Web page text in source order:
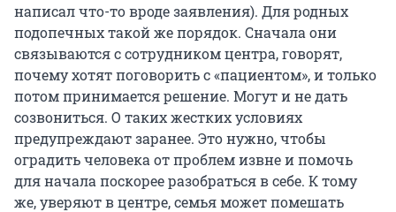
написал что-то вроде заявления). Для родных
подопечных такой же порядок. Сначала они
связываются с сотрудником центра, говорят,
почему хотят поговорить с «пациентом», и только
потом принимается решение. Могут и не дать
созвониться. О таких жестких условиях
предупреждают заранее. Это нужно, чтобы
оградить человека от проблем извне и помочь
для начала поскорее разобраться в себе. К тому
же, уверяют в центре, семья может помешать